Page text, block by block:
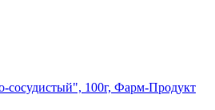
сосудистый", 100г, Фарм-Продукт